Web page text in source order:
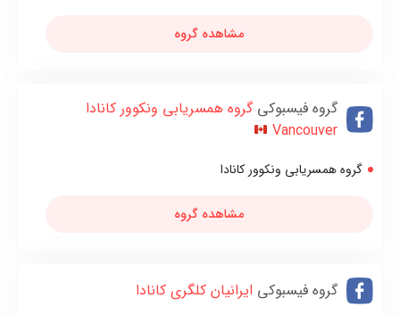
مشاهده گروه
گروه فیسبوکیگروه همسریابی ونکوور کانادا
Vancouver
گروه همسریابی ونکوور کانادا
مشاهده گروه
گروه فیسبوکی ایرانیان کلگری کانادا